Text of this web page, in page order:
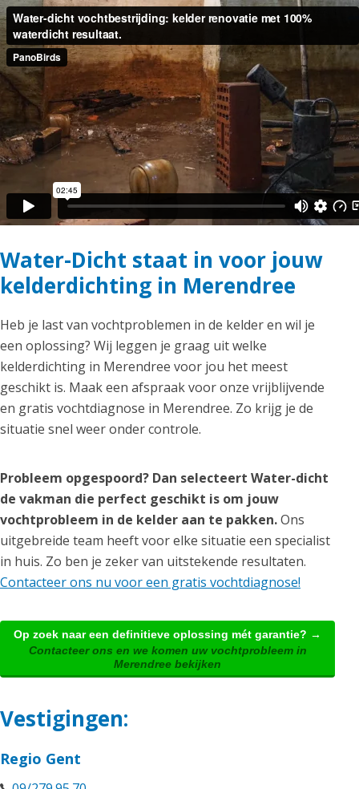
Water-Dicht staat in voor jouw
kelderdichting in Merendree
Heb je last van vochtproblemen in de kelder en wil je
een oplossing? Wij leggen je graag uit welke
kelderdichting in Merendree voor jou het meest
geschikt is. Maak een afspraak voor onze vrijblijvende
en gratis vochtdiagnose in Merendree. Zo krijg je de
situatie snel weer onder controle.
Probleem opgespoord? Dan selecteert Water-dicht
de vakman die perfect geschikt is om jouw
vochtprobleem in de kelder aan te pakken.Ons
uitgebreide team heeft voor elke situatie een specialist
in huis. Zo ben je zeker van uitstekende resultaten.
Contacteer ons nu voor een gratis vochtdiagnose!
Op zoek naar een definitieve oplossing mét garantie? →
Contacteer ons en we komen uw vochtprobleem in
Merendree bekijken
Vestigingen:
Regio Gent